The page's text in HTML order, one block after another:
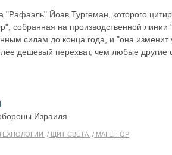
"Рафаэль" Йоав Тургеман, которого
собранная на производственной
силам до конца года, и "она
дешевый перехват, чем любые другие
Израиля
ЩИТ СВЕТА МАГЕН ОР